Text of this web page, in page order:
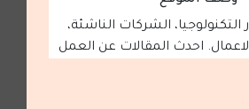
التكنولوجيا، الشركات الناشئة،
احدث المقالات عن العمل